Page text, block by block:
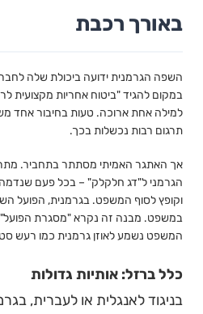
באורך רכבת
השפה הגרמנית ידועה ביכולת שלה לחבר
במקום להגיד "ביטוח אחריות מקצועית
למילה אחת ארוכה. טעות בחיבור אחד
תרגום רבות נכשלות בכך.
אך האתגר האמיתי מסתתר בתחביר.
הגרמני ל"דג חלקלק" – בכל פעם
וקופץ לסוף המשפט. בגרמנית, הפועל
במשפט. מבנה זה נקרא "מסגרת הפועל",
המשפט נשמע לאוזן גרמנית כמו רעש
כלל ברזל: אותיות גדולות
בניגוד לאנגלית או לעברית,